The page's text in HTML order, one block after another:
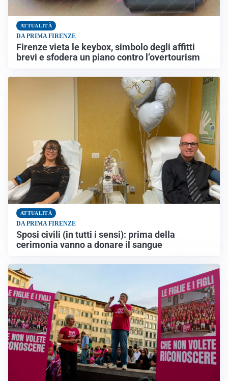
ATTUALITÀ
DA PRIMA FIRENZE
Firenze vieta le keybox, simbolo degli affitti
brevi e sfodera un piano contro l’overtourism
ATTUALITÀ
DA PRIMA FIRENZE
Sposi civili (in tutti i sensi): prima della
cerimonia vanno a donare il sangue